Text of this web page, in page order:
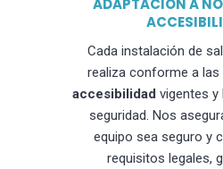
ADAPTACIÓN A
Cada instalación de
realiza conforme a las
accesibilidad vigentes y
seguridad. Nos
equipo sea seguro y
requisitos legales,